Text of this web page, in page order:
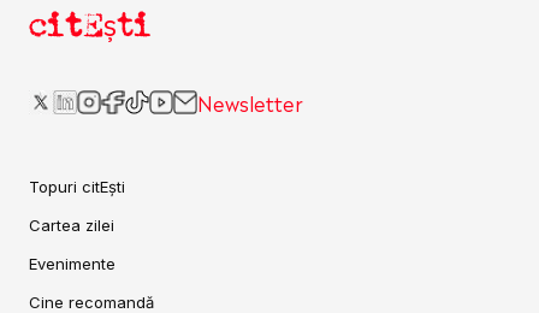
citEști
Newsletter
Topuri citEști
Cartea zilei
Evenimente
Cine recomandă